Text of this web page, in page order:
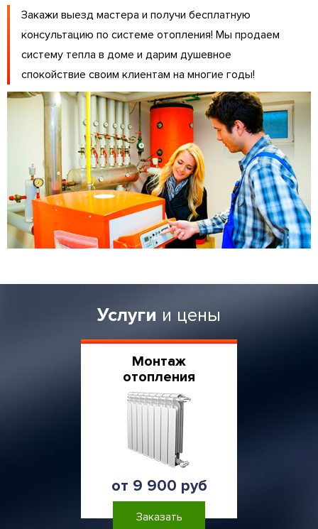
Закажи выезд мастера и получи бесплатную
консультацию по системе отопления! Мы продаем
систему тепла в доме и дарим душевное
спокойствие своим клиентам на многие годы!
Услуги и цены
Монтаж
отопления
от 9 900 руб
Заказать